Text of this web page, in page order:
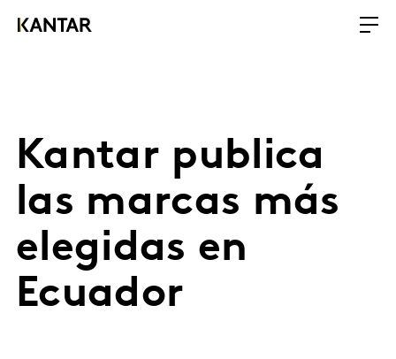
Kantar publica
las marcas más
elegidas en
Ecuador